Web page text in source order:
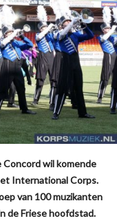
wil komende
International Corps.
van 100 muzikanten
de Friese hoofdstad.